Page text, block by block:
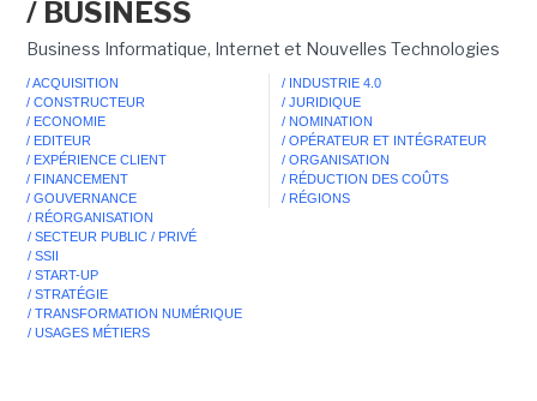
/ BUSINESS
Business Informatique, Internet et Nouvelles Technologies
/ ACQUISITION
/ CONSTRUCTEUR
/ ECONOMIE
/ EDITEUR
/ EXPÉRIENCE CLIENT
/ FINANCEMENT
/ GOUVERNANCE
/ INDUSTRIE 4.0
/ JURIDIQUE
/ NOMINATION
/ OPÉRATEUR ET INTÉGRATEUR
/ ORGANISATION
/ RÉDUCTION DES COÛTS
/ RÉGIONS
/ RÉORGANISATION
/ SECTEUR PUBLIC / PRIVÉ
/ SSII
/ START-UP
/ STRATÉGIE
/ TRANSFORMATION NUMÉRIQUE
/ USAGES MÉTIERS